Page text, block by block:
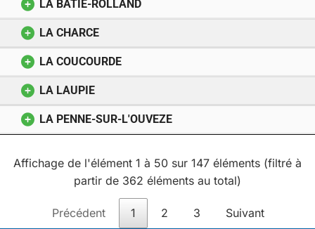
LA BATIE-ROLLAND
LA CHARCE
LA COUCOURDE
LA LAUPIE
LA PENNE-SUR-L'OUVEZE
Affichage de l'élément 1 à 50 sur 147 éléments (filtré à
partir de 362 éléments au total)
Précédent 1 2 3
Suivant